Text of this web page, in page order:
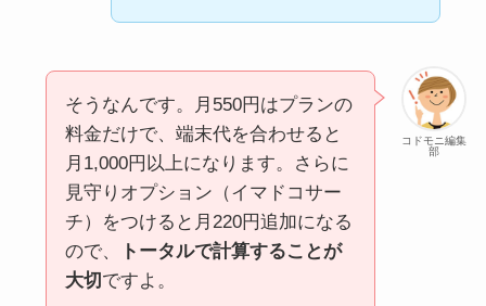
コドモニ編集
部
そうなんです。月550円はプランの
料金だけで、端末代を合わせると
月1,000円以上になります。さらに
見守りオプション（イマドコサー
チ）をつけると月220円追加になる
ので、
トータルで計算することが
大切 ですよ。